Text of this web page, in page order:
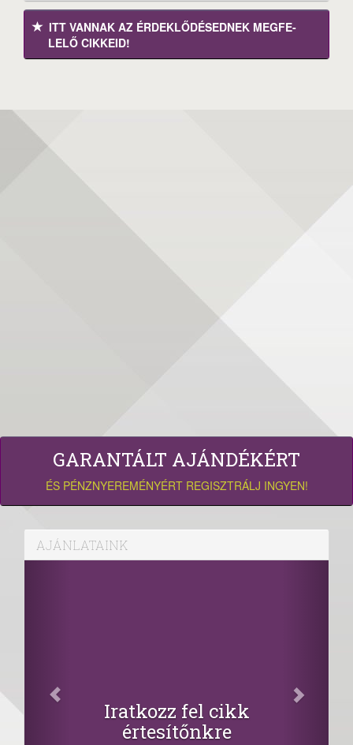
ITT VANNAK AZ ÉRDEK­LŐDÉ­SEDNEK MEGFE­
LELŐ CIKKEID!
GARANTÁLT AJÁNDÉKÉRT
ÉS PÉNZNYEREMÉNYÉRT REGISZTRÁLJ INGYEN!
AJÁNLATAINK
Iratkozz fel cikk
értesítőnkre